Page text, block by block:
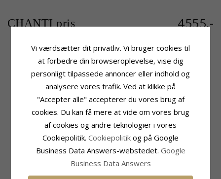
CHANTI pris 4555,-
Form:Runde
Rubin
Øreringe: Ørestikker
Ædelmetal:
14 Karat Hvidguld
Antal:2
Slibning:Facetsleben
Sten:Rubin
Carat: 0,32
Størrelse
Diameter:
4,5 mm
Dybde: 3,8 mm
2-3 Hverdage
Vi værdsætter dit privatliv. Vi bruger cookies til
at forbedre din browseroplevelse, vise dig
personligt tilpassede annoncer eller indhold og
analysere vores trafik. Ved at klikke på
"Accepter alle" accepterer du vores brug af
cookies. Du kan få mere at vide om vores brug
af cookies og andre teknologier i vores
Cookiepolitik. Cookiepolitik og på Google
Business Data Answers-webstedet. Google
Business Data Answers